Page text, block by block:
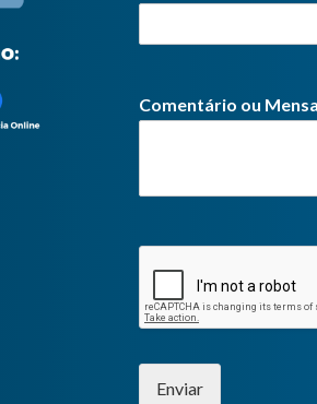
Comentário ou
Enviar